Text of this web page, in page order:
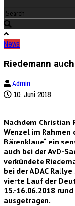
News
Riedemann
Admin
10. Juni 2018
Nachdem Christian
Wenzel im Rahmen
Bärenklaue“ ein
auch bei der AvD-
verkündete
bei der ADAC
vierte Lauf der
15.-16.06.2018
ausgetragen.